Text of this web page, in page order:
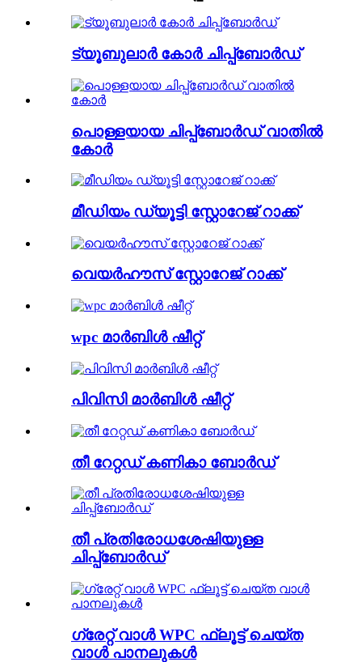
ട്യൂബുലാർ കോർ ചിപ്പ്ബോർഡ്
പൊള്ളയായ ചിപ്പ്ബോർഡ് വാതിൽ
കോർ
മീഡിയം ഡ്യൂട്ടി സ്റ്റോറേജ് റാക്ക്
വെയർഹൗസ് സ്റ്റോറേജ് റാക്ക്
wpc മാർബിൾ ഷീറ്റ്
പിവിസി മാർബിൾ ഷീറ്റ്
തീ റേറ്റഡ് കണികാ ബോർഡ്
തീ പ്രതിരോധശേഷിയുള്ള
ചിപ്പ്ബോർഡ്
ഗ്രേറ്റ് വാൾ WPC ഫ്ലൂട്ട് ചെയ്ത
വാൾ പാനലുകൾ